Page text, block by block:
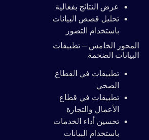
عرض النتائج بفعالية
تحليل قصص البيانات
باستخدام التصور
المحور الخامس – تطبيقات
البيانات الضخمة
تطبيقات في القطاع
الصحي
تطبيقات في قطاع
الأعمال والتجارة
تحسين أداء الخدمات
باستخدام البيانات